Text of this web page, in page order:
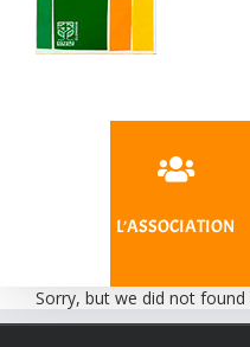
L’ASSOCIATION
Sorry, but we did not